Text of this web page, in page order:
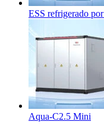
ESS refrigerado
Aqua-C2.5 Mini